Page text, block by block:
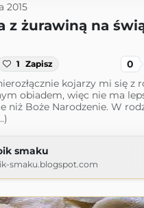
2015
z żurawiną na
1 Zapisz 0
kojarzy mi się z
obiadem, więc nie ma
niż Boże Narodzenie. W
smaku
smaku.blogspot.com